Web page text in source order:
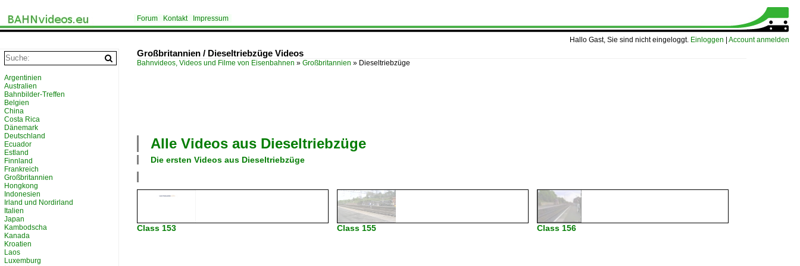
Hallo Gast, Sie sind nicht eingeloggt. Einloggen Account anmelden
Forum Kontakt Impressum
Großbritannien / Dieseltriebzüge Videos
Bahnvideos, Videos und Filme von Eisenbahnen » Großbritannien » Dieseltriebzüge
Alle Videos aus Dieseltriebzüge
Die ersten Videos aus Dieseltriebzüge
Class 153 Class 155 Class 156
Argentinien
Australien
Bahnbilder-Treffen
Belgien
China
Costa Rica
Dänemark
Deutschland
Ecuador
Estland
Finnland
Frankreich
Großbritannien
Hongkong
Indonesien
Irland und Nordirland
Italien
Japan
Kambodscha
Kanada
Kroatien
Laos
Luxemburg